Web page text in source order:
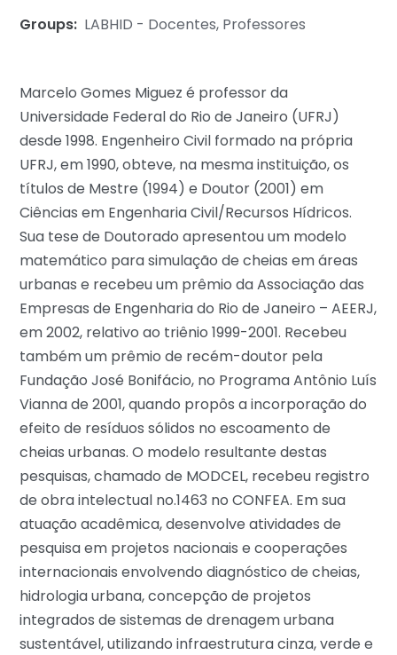
Groups: LABHID - Docentes, Professores
Marcelo Gomes Miguez é professor da
Universidade Federal do Rio de Janeiro (UFRJ)
desde 1998. Engenheiro Civil formado na própria
UFRJ, em 1990, obteve, na mesma instituição, os
títulos de Mestre (1994) e Doutor (2001) em
Ciências em Engenharia Civil/Recursos Hídricos.
Sua tese de Doutorado apresentou um modelo
matemático para simulação de cheias em áreas
urbanas e recebeu um prêmio da Associação das
Empresas de Engenharia do Rio de Janeiro – AEERJ,
em 2002, relativo ao triênio 1999-2001. Recebeu
também um prêmio de recém-doutor pela
Fundação José Bonifácio, no Programa Antônio Luís
Vianna de 2001, quando propôs a incorporação do
efeito de resíduos sólidos no escoamento de
cheias urbanas. O modelo resultante destas
pesquisas, chamado de MODCEL, recebeu registro
de obra intelectual no.1463 no CONFEA. Em sua
atuação acadêmica, desenvolve atividades de
pesquisa em projetos nacionais e cooperações
internacionais envolvendo diagnóstico de cheias,
hidrologia urbana, concepção de projetos
integrados de sistemas de drenagem urbana
sustentável, utilizando infraestrutura cinza, verde e